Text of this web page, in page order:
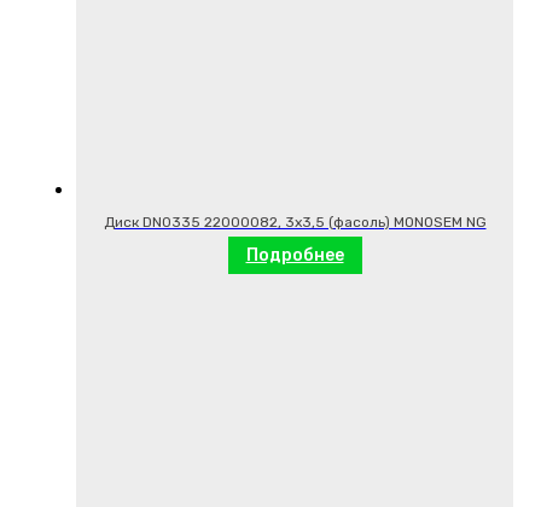
Диск DN0335 22000082, 3х3,5 (фасоль) MONOSEM NG
Подробнее